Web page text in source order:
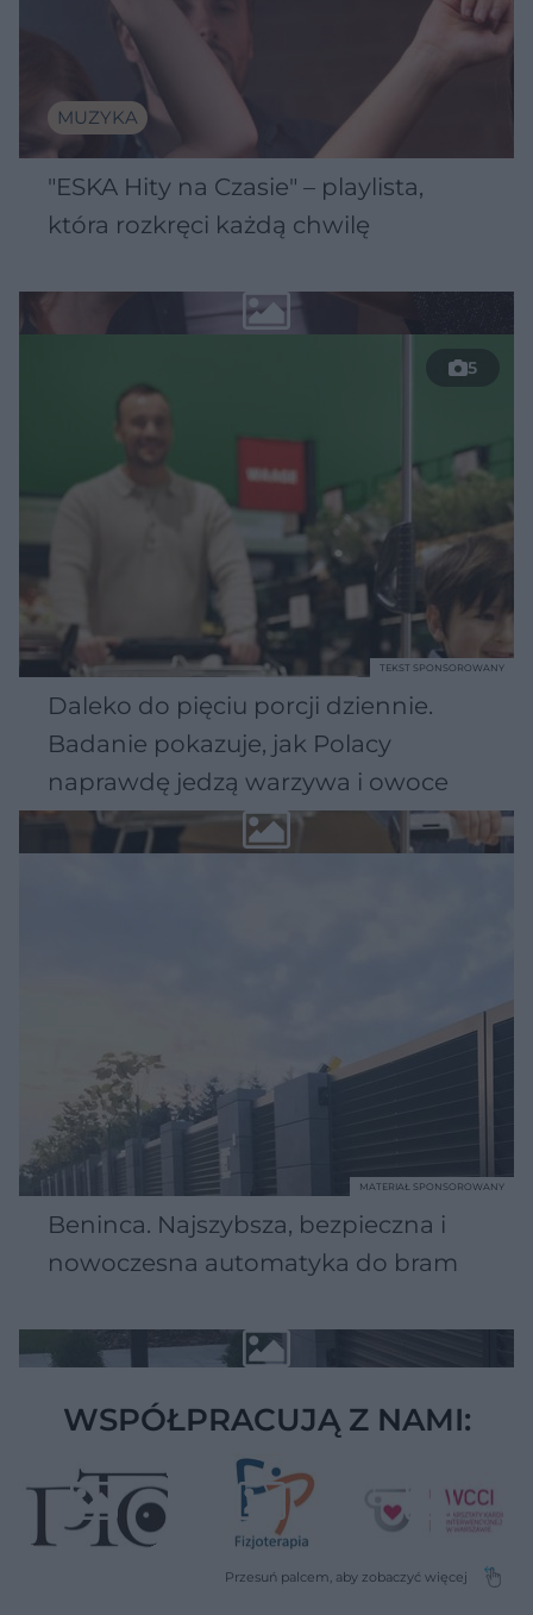
MUZYKA
"ESKA Hity na Czasie" – playlista,
która rozkręci każdą chwilę
5
Daleko do pięciu porcji dziennie.
Badanie pokazuje, jak Polacy
naprawdę jedzą warzywa i owoce
TEKST SPONSOROWANY
Beninca. Najszybsza, bezpieczna i
nowoczesna automatyka do bram
MATERIAŁ SPONSOROWANY
WSPÓŁPRACUJĄ Z NAMI: